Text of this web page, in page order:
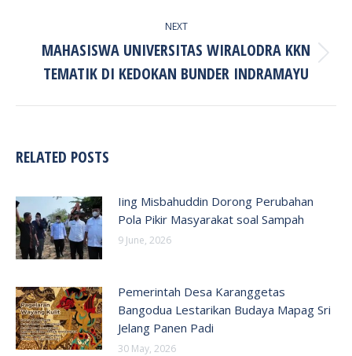
NEXT
Next
post:
MAHASISWA UNIVERSITAS WIRALODRA KKN
TEMATIK DI KEDOKAN BUNDER INDRAMAYU
RELATED POSTS
Iing Misbahuddin Dorong Perubahan
Pola Pikir Masyarakat soal Sampah
9 June, 2026
Pemerintah Desa Karanggetas
Bangodua Lestarikan Budaya Mapag Sri
Jelang Panen Padi
30 May, 2026